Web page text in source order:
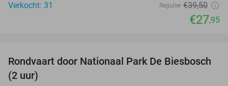
Verkocht: 31
Regulier €39,50
€27,95
21%
Rondvaart door Nationaal Park De Biesbosch
(2 uur)